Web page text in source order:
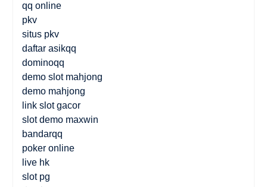
qq online
pkv
situs pkv
daftar asikqq
dominoqq
demo slot mahjong
demo mahjong
link slot gacor
slot demo maxwin
bandarqq
poker online
live hk
slot pg